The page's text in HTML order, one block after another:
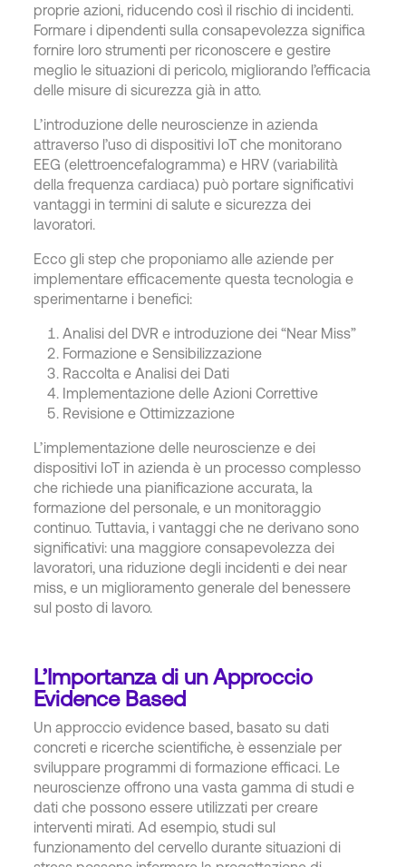
proprie azioni, riducendo così il rischio di incidenti.
Formare i dipendenti sulla consapevolezza significa
fornire loro strumenti per riconoscere e gestire
meglio le situazioni di pericolo, migliorando l’efficacia
delle misure di sicurezza già in atto.
L’introduzione delle neuroscienze in azienda
attraverso l’uso di dispositivi IoT che monitorano
EEG (elettroencefalogramma) e HRV (variabilità
della frequenza cardiaca) può portare significativi
vantaggi in termini di salute e sicurezza dei
lavoratori.
Ecco gli step che proponiamo alle aziende per
implementare efficacemente questa tecnologia e
sperimentarne i benefici:
Analisi del DVR e introduzione dei “Near Miss”
Formazione e Sensibilizzazione
Raccolta e Analisi dei Dati
Implementazione delle Azioni Correttive
Revisione e Ottimizzazione
L’implementazione delle neuroscienze e dei
dispositivi IoT in azienda è un processo complesso
che richiede una pianificazione accurata, la
formazione del personale, e un monitoraggio
continuo. Tuttavia, i vantaggi che ne derivano sono
significativi: una maggiore consapevolezza dei
lavoratori, una riduzione degli incidenti e dei near
miss, e un miglioramento generale del benessere
sul posto di lavoro.
L’Importanza di un Approccio
Evidence Based
Un approccio evidence based, basato su dati
concreti e ricerche scientifiche, è essenziale per
sviluppare programmi di formazione efficaci. Le
neuroscienze offrono una vasta gamma di studi e
dati che possono essere utilizzati per creare
interventi mirati. Ad esempio, studi sul
funzionamento del cervello durante situazioni di